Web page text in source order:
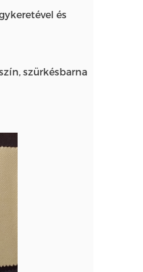
és
szürkésbarna